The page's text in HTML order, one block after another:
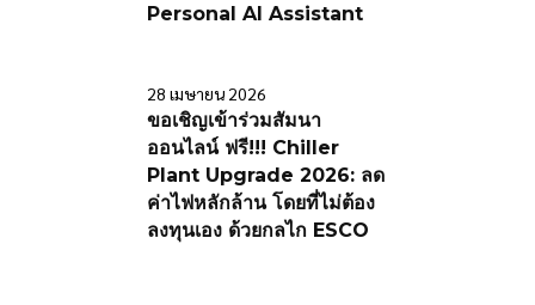
Personal AI Assistant
28 เมษายน 2026
ขอเชิญเข้าร่วมสัมนา
ออนไลน์ ฟรี!!! Chiller
Plant Upgrade 2026: ลด
ค่าไฟหลักล้าน โดยที่ไม่ต้อง
ลงทุนเอง ด้วยกลไก ESCO